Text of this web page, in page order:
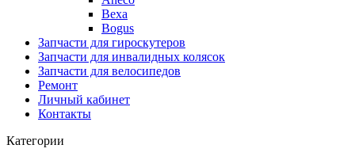
Bexa
Bogus
Запчасти для гироскутеров
Запчасти для инвалидных колясок
Запчасти для велосипедов
Ремонт
Личный кабинет
Контакты
Категории